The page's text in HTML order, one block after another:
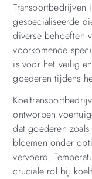
Transportbedrijven
gespecialiseerde
diverse behoeften
voorkomende
is voor het veilig
goederen tijdens
ontworpen
dat goederen
bloemen onder
vervoerd.
cruciale rol bij